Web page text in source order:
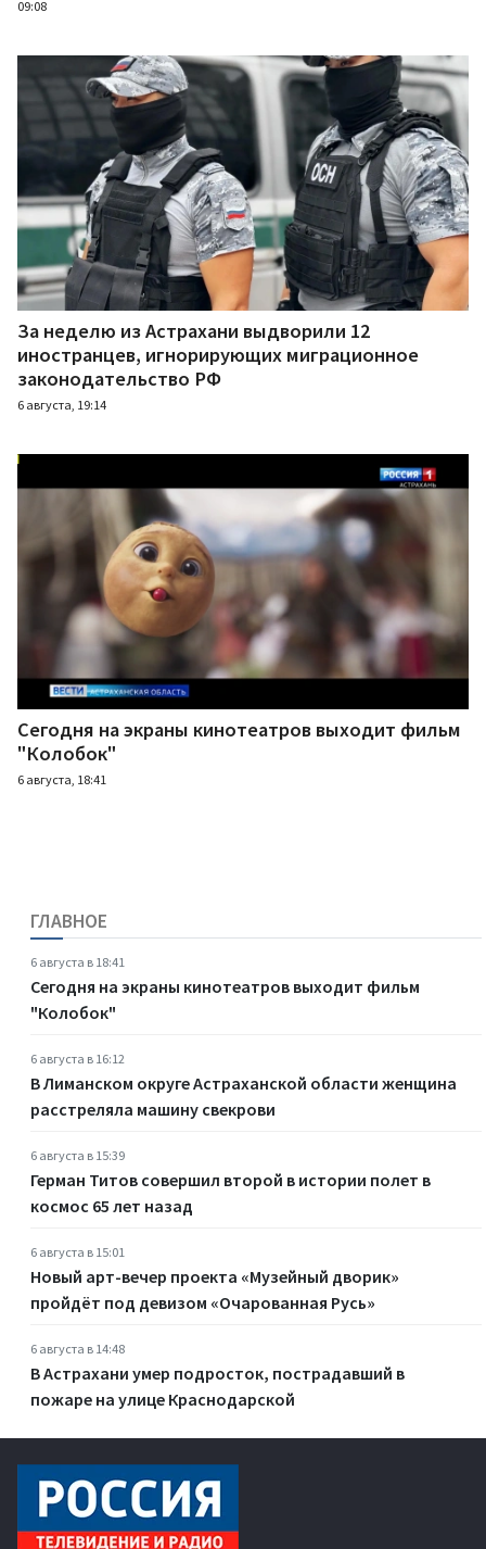
09:08
За неделю из Астрахани выдворили 12
иностранцев, игнорирующих миграционное
законодательство РФ
6 августа, 19:14
Сегодня на экраны кинотеатров выходит фильм
"Колобок"
6 августа, 18:41
ГЛАВНОЕ
6 августа в 18:41
Сегодня на экраны кинотеатров выходит фильм
"Колобок"
6 августа в 16:12
В Лиманском округе Астраханской области женщина
расстреляла машину свекрови
6 августа в 15:39
Герман Титов совершил второй в истории полет в
космос 65 лет назад
6 августа в 15:01
Новый арт-вечер проекта «Музейный дворик»
пройдёт под девизом «Очарованная Русь»
6 августа в 14:48
В Астрахани умер подросток, пострадавший в
пожаре на улице Краснодарской